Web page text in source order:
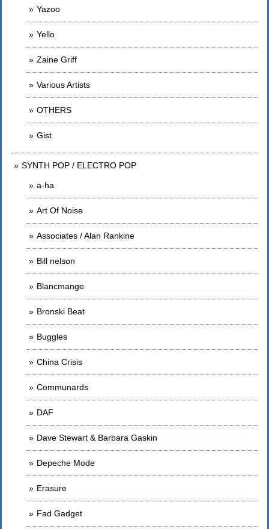
Yazoo
Yello
Zaine Griff
Various Artists
OTHERS
Gist
SYNTH POP / ELECTRO POP
a-ha
Art Of Noise
Associates / Alan Rankine
Bill nelson
Blancmange
Bronski Beat
Buggles
China Crisis
Communards
DAF
Dave Stewart & Barbara Gaskin
Depeche Mode
Erasure
Fad Gadget